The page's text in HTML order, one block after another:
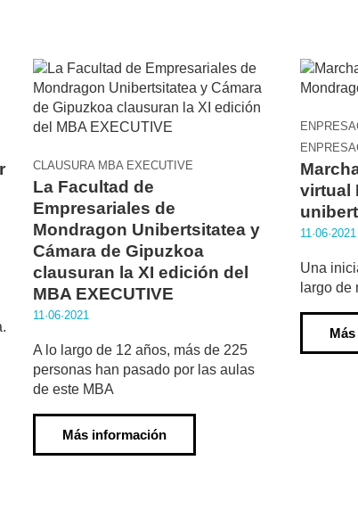
CLAUSURA MBA EXECUTIVE
La Facultad de
Empresariales de
Mondragon Unibertsitatea y
Cámara de Gipuzkoa
clausuran la XI edición del
MBA EXECUTIVE
11·06·2021
A lo largo de 12 años, más de 225
personas han pasado por las aulas
de este MBA
Más información
virtual
11·06·2021
Una
largo de